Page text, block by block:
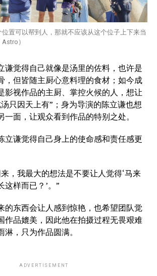
位置可以帮到人，那就不应该从这个位子上下来当
）
谦觉得自己就像是汤里的佐料，也许是
，但皆随主厨心意料理的食材；如今成
影视作品的主厨、掌控火候的人，想让
只因天上有”；身为导演的陈立谦也想
面，让观众看到作品的特别之处。
立谦觉得自己身上的使命感和责任感更
，我最大的想法是不要让人觉得‘马来
这样而已？’。”
的东西会让人感到惊艳，也希望团队觉
作品媲美，因此他在拍摄过程无畏艰难
，只为作品圆满。
ADVERTISEMENT